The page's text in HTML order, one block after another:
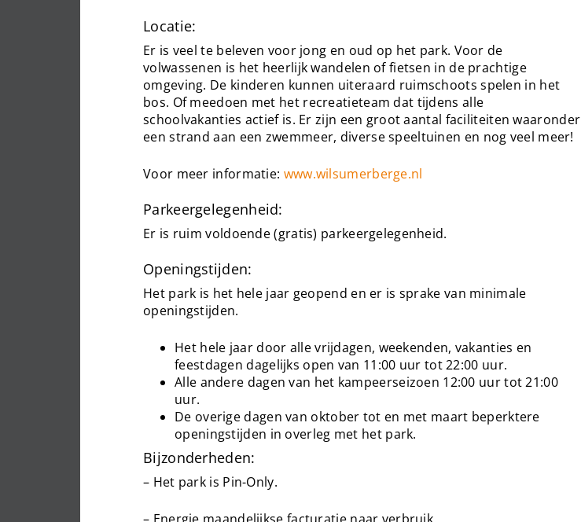
Locatie:
Er is veel te beleven voor jong en oud op het park. Voor de
volwassenen is het heerlijk wandelen of fietsen in de prachtige
omgeving. De kinderen kunnen uiteraard ruimschoots spelen in het
bos. Of meedoen met het recreatieteam dat tijdens alle
schoolvakanties actief is. Er zijn een groot aantal faciliteiten waaronder
een strand aan een zwemmeer, diverse speeltuinen en nog veel meer!
Voor meer informatie: www.wilsumerberge.nl
Parkeergelegenheid:
Er is ruim voldoende (gratis) parkeergelegenheid.
Openingstijden:
Het park is het hele jaar geopend en er is sprake van minimale
openingstijden.
Het hele jaar door alle vrijdagen, weekenden, vakanties en
feestdagen dagelijks open van 11:00 uur tot 22:00 uur.
Alle andere dagen van het kampeerseizoen 12:00 uur tot 21:00
uur.
De overige dagen van oktober tot en met maart beperktere
openingstijden in overleg met het park.
Bijzonderheden:
– Het park is Pin-Only.